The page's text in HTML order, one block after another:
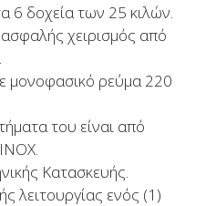
6 δοχεία των 25 κιλών.
χειρισμός από
μονοφασικό ρεύμα 220
του είναι από
Κατασκευής.
λειτουργίας ενός (1)